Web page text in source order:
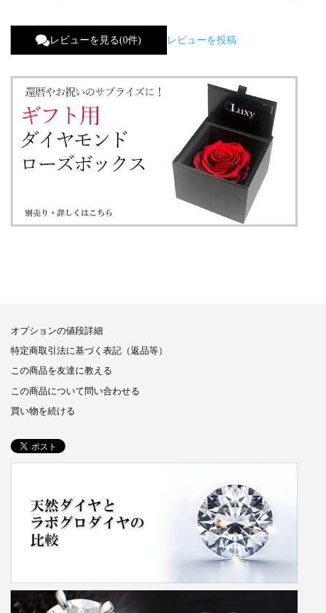
レビューを見る(0件) レビューを投稿
オプションの値段詳細
特定商取引法に基づく表記（返品等）
この商品を友達に教える
この商品について問い合わせる
買い物を続ける